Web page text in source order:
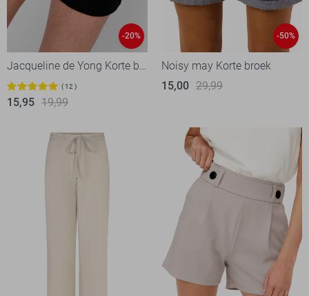
-20%
Jacqueline de Yong Korte broek
12
15,95 19,99
-50%
Noisy may Korte broek
15,00 29,99